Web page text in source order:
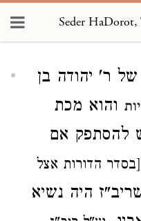
של ר' יהודה בן
והוא מכת
להסתפק אם
[בסדר הדורות אצל
היה נשיא